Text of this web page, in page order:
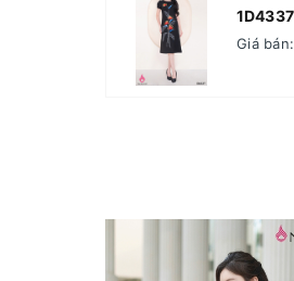
Giá bán: